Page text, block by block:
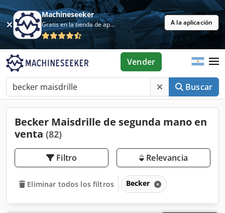
Machineseeker
Gratis en la tienda de aplicaciones A la aplicación
Buscar
Vender
Becker Maisdrille de segunda mano en
venta (82)
Filtro Relevancia
Eliminar todos los filtros Becker